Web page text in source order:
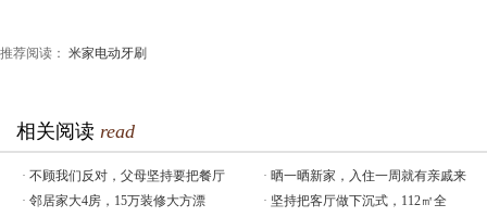
推荐阅读： 米家电动牙刷
相关阅读 read
· 不顾我们反对，父母坚持要把餐厅 · 晒一晒新家，入住一周就有亲戚来
· 邻居家大4房，15万装修大方漂 · 坚持把客厅做下沉式，112㎡全